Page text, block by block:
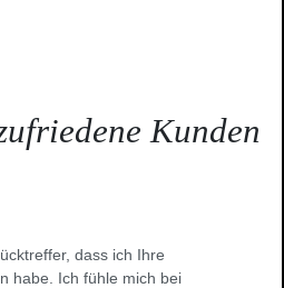
Kunden
dass ich Ihre
habe. Ich fühle mich bei